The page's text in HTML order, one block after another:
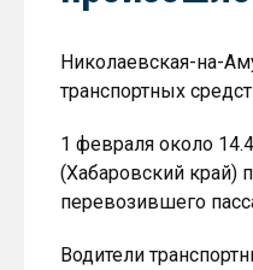
Николаевская-на-
транспортных
1 февраля около
(Хабаровский край)
перевозившего
Водители